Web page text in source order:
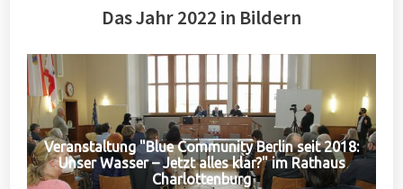
Das Jahr 2022 in Bildern
Veranstaltung "Blue Community Berlin seit 2018:
Unser Wasser – Jetzt alles klar?" im Rathaus
Charlottenburg